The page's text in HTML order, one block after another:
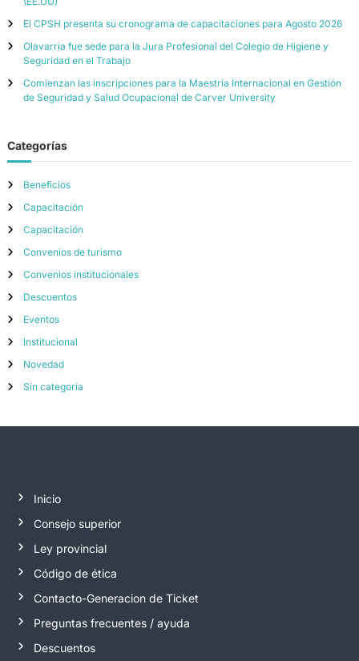
El CPSH presenta su cronograma de capacitaciones para Agosto 2026
Olavarria fue sede para la Jura Profesional del Colegio de Higiene y
Seguridad en el Trabajo
Comienzan las inscripciones para la Maestría Internacional en Gestión
de Seguridad y Salud Ocupacional de Carver University
Categorías
Beneficios
Capacitación
Capacitación
Convenios de turismo
Convenios institucionales
Descuentos
Eventos
Institucional
Novedad
Sin categoría
Inicio
Consejo superior
Ley provincial
Código de ética
Contacto-Generacion de Ticket
Preguntas frecuentes / ayuda
Descuentos